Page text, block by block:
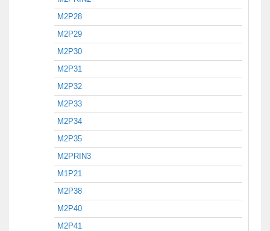
M2P28
M2P29
M2P30
M2P31
M2P32
M2P33
M2P34
M2P35
M2PRIN3
M1P21
M2P38
M2P40
M2P41